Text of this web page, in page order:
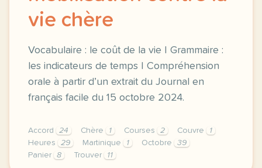
vie chère
Vocabulaire : le coût de la vie | Grammaire :
les indicateurs de temps | Compréhension
orale à partir d’un extrait du Journal en
français facile du 15 octobre 2024.
Accord 24 Chère 1 Courses 2 Couvre
1
Heures
29 Martinique 1 Octobre
39
Panier
8 Trouver 11